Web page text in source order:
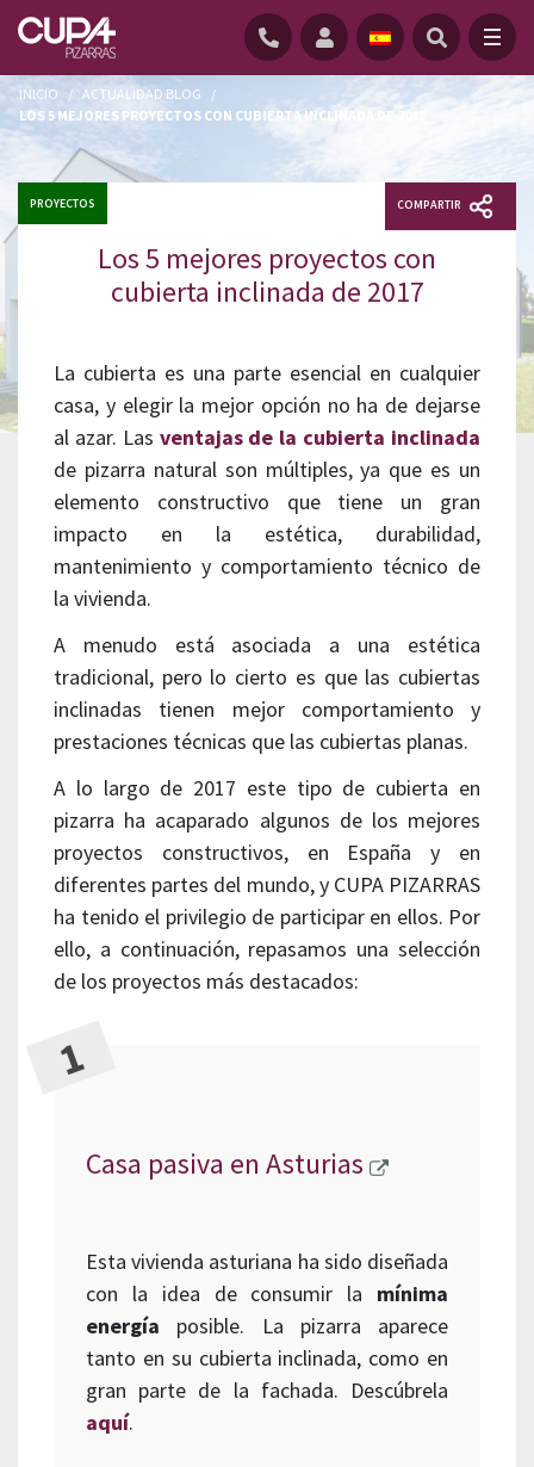
INICIO / ACTUALIDAD BLOG
/
LOS 5 MEJORES PROYECTOS CON CUBIERTA INCLINADA DE 2017
PROYECTOS COMPARTIR
Los 5 mejores proyectos con
cubierta inclinada de 2017
La cubierta es una parte esencial en cualquier
casa, y elegir la mejor opción no ha de dejarse
al azar. Las ventajas de la cubierta inclinada
de pizarra natural son múltiples, ya que es un
elemento constructivo que tiene un gran
impacto en la estética, durabilidad,
mantenimiento y comportamiento técnico de
la vivienda.
A menudo está asociada a una estética
tradicional, pero lo cierto es que las cubiertas
inclinadas tienen mejor comportamiento y
prestaciones técnicas que las cubiertas planas.
A lo largo de 2017 este tipo de cubierta en
pizarra ha acaparado algunos de los mejores
proyectos constructivos, en España y en
diferentes partes del mundo, y CUPA PIZARRAS
ha tenido el privilegio de participar en ellos. Por
ello, a continuación, repasamos una selección
de los proyectos más destacados:
Casa pasiva en Asturias
Esta vivienda asturiana ha sido diseñada
con la idea de consumir la mínima
energía posible. La pizarra aparece
tanto en su cubierta inclinada, como en
gran parte de la fachada. Descúbrela
aquí.